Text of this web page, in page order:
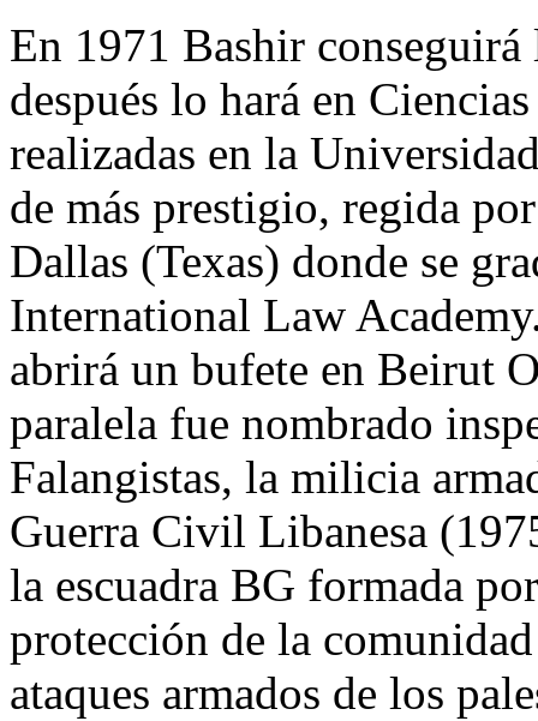
En 1971 Bashir conseguirá
después lo hará en
realizadas en la
de más prestigio, regida
Dallas (Texas) donde se
International Law
abrirá un bufete en Beirut
paralela fue nombrado
Falangistas, la milicia
Guerra Civil Libanesa
la escuadra BG formada
protección de la
ataques armados de los